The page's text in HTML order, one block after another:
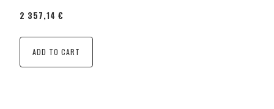
2 357,14 €
ADD TO CART